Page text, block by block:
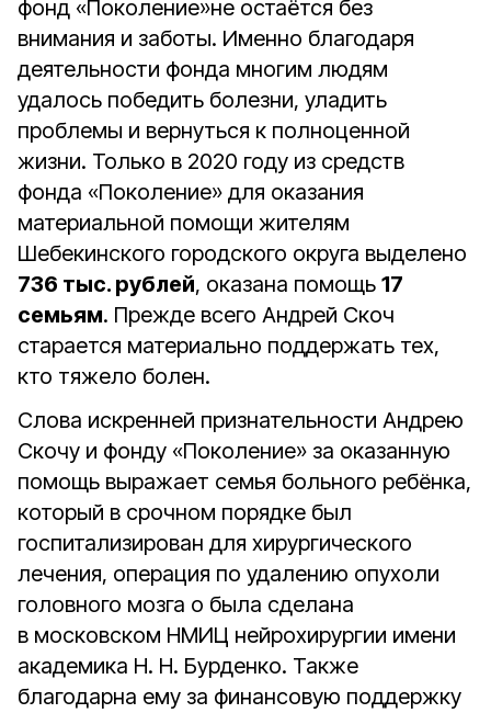
фонд «Поколение»не остаётся без
внимания и заботы. Именно благодаря
деятельности фонда многим людям
удалось победить болезни, уладить
проблемы и вернуться к полноценной
жизни. Только в 2020 году из средств
фонда «Поколение» для оказания
материальной помощи жителям
Шебекинского городского округа выделено
736 тыс. рублей, оказана помощь 17
семьям. Прежде всего Андрей Скоч
старается материально поддержать тех,
кто тяжело болен.
Слова искренней признательности Андрею
Скочу и фонду «Поколение» за оказанную
помощь выражает семья больного ребёнка,
который в срочном порядке был
госпитализирован для хирургического
лечения, операция по удалению опухоли
головного мозга о была сделана
в московском НМИЦ нейрохирургии имени
академика Н. Н. Бурденко. Также
благодарна ему за финансовую поддержку